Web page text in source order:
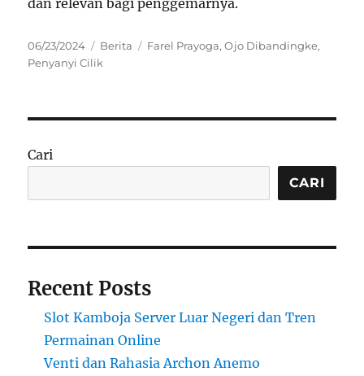
Posted
on
06/23/2024 Categories
Berita Tags
Farel Prayoga,Ojo Dibandingke,
Penyanyi Cilik
Cari
CARI
Recent Posts
Slot Kamboja Server Luar Negeri dan Tren
Permainan Online
Venti dan Rahasia Archon Anemo